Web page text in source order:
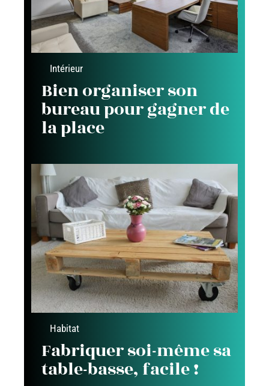
Intérieur
Bien organiser son
bureau pour gagner de
la place
Habitat
Fabriquer soi-même sa
table-basse, facile !